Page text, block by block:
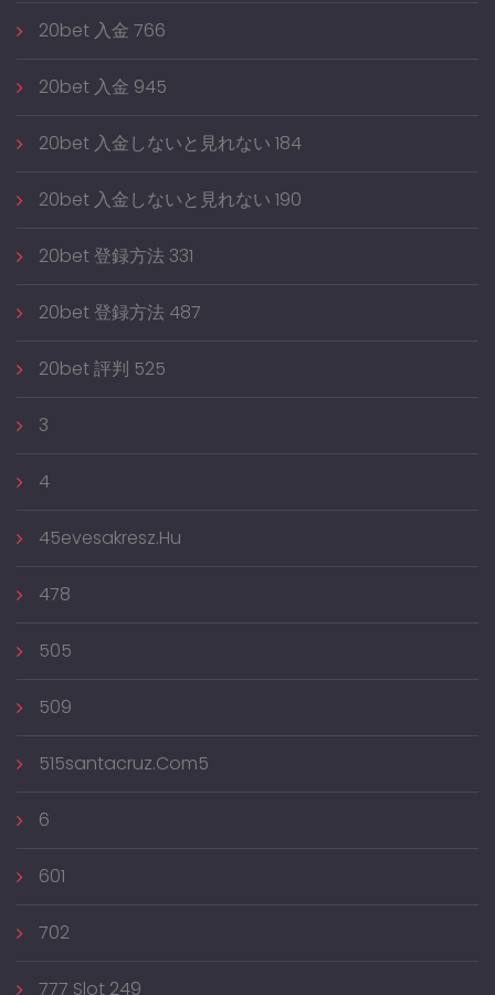
20bet 入金 766
20bet 入金 945
20bet 入金しないと見れない 184
20bet 入金しないと見れない 190
20bet 登録方法 331
20bet 登録方法 487
20bet 評判 525
3
4
45evesakresz.hu
478
505
509
515santacruz.com5
6
601
702
777 Slot 249